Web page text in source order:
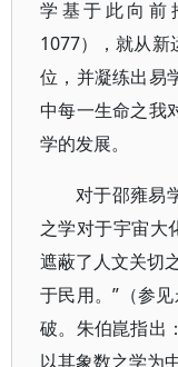
学基于此向前
1077），就从新
位，并凝练出易
中每一生命之我
学的发展。
对于邵雍易
之学对于宇宙大
遮蔽了人文关切
于民用。”（参
破。朱伯崑指出
以其象数之学为